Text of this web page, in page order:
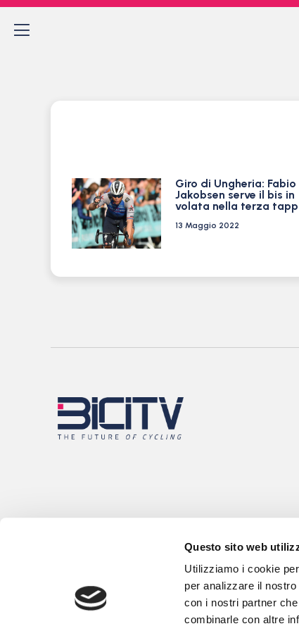
Questo sito web
Utilizziamo i cookie
per analizzare il
con i nostri partner
combinarle con altre
Giro di Ungheria: Fabio
Jakobsen serve il bis in
volata nella terza
13 Maggio 2022